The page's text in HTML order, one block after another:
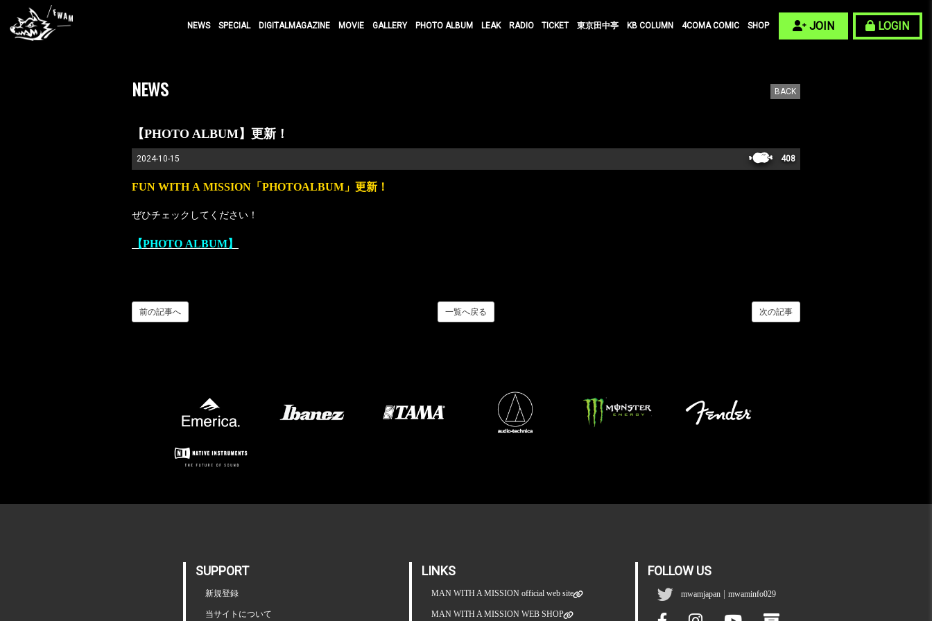
NEWS SPECIAL DIGITALMAGAZINE MOVIE GALLERY PHOTO ALBUM LEAK RADIO TICKET 東京田中亭 KB COLUMN 4COMA COMIC SHOP JOIN LOGIN
NEWS BACK
【PHOTO ALBUM】更新！
2024-10-15 408
FUN WITH A MISSION「PHOTOALBUM」更新！
ぜひチェックしてください！
【PHOTO ALBUM】
次の記事
一覧へ戻る
前の記事へ
SUPPORT
新規登録
当サイトについて
LINKS
MAN WITH A MISSION official web site
MAN WITH A MISSION WEB SHOP
FOLLOW US
mwamjapan |mwaminfo029